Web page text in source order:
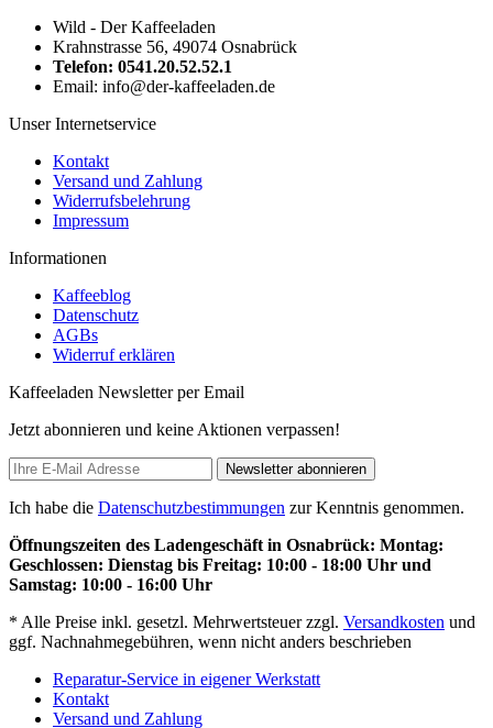
Wild - Der Kaffeeladen
Krahnstrasse 56, 49074 Osnabrück
Telefon: 0541.20.52.52.1
Email: info@der-kaffeeladen.de
Unser Internetservice
Kontakt
Versand und Zahlung
Widerrufsbelehrung
Impressum
Informationen
Kaffeeblog
Datenschutz
AGBs
Widerruf erklären
Kaffeeladen Newsletter per Email
Jetzt abonnieren und keine Aktionen verpassen!
Newsletter abonnieren
Ich habe die Datenschutzbestimmungen zur Kenntnis genommen.
Öffnungszeiten des Ladengeschäft in Osnabrück: Montag:
Geschlossen: Dienstag bis Freitag: 10:00 - 18:00 Uhr und
Samstag: 10:00 - 16:00 Uhr
* Alle Preise inkl. gesetzl. Mehrwertsteuer zzgl. Versandkosten und
ggf. Nachnahmegebühren, wenn nicht anders beschrieben
Reparatur-Service in eigener Werkstatt
Kontakt
Versand und Zahlung